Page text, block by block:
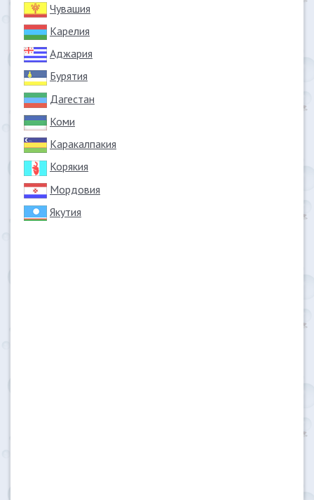
Чувашия
Карелия
Аджария
Бурятия
Дагестан
Коми
Каракалпакия
Корякия
Мордовия
Якутия